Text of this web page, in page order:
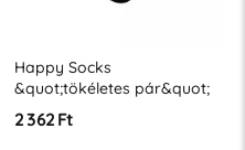
Happy Socks
&quot;tökéletes pár&quot;
2 362 Ft